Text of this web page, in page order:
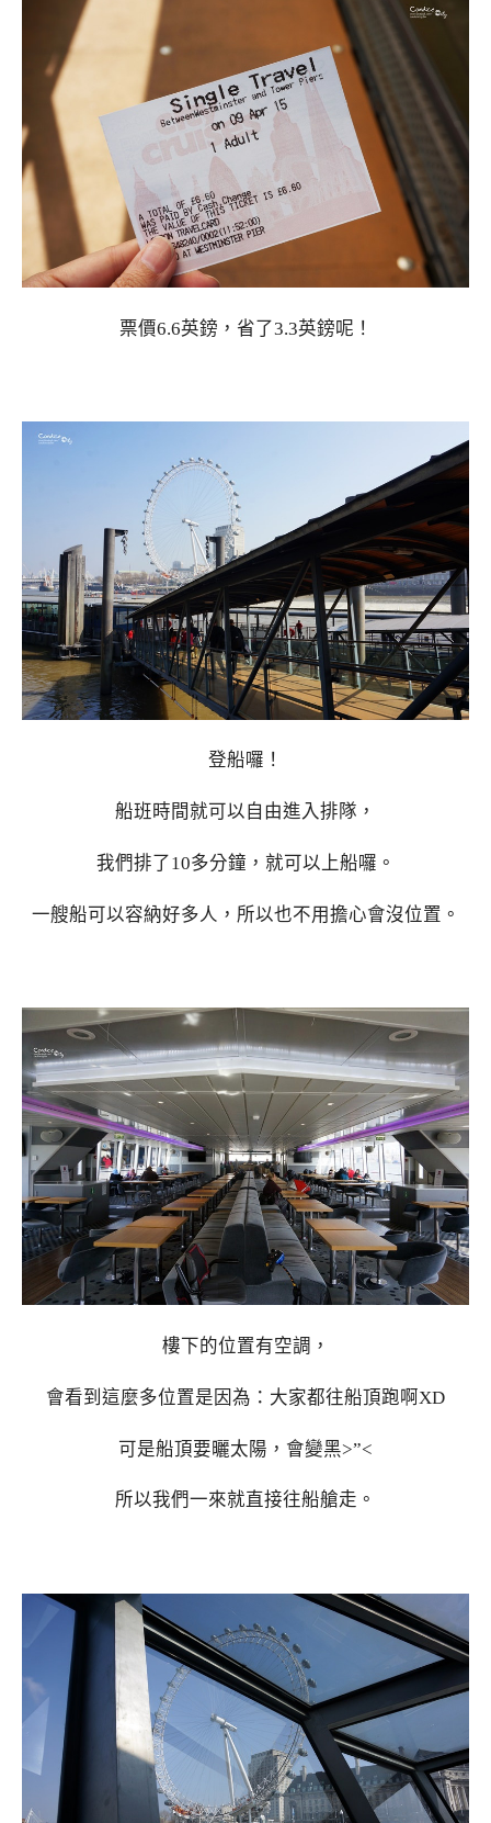
票價6.6英鎊，省了3.3英鎊呢！
登船囉！
船班時間就可以自由進入排隊，
我們排了10多分鐘，就可以上船囉。
一艘船可以容納好多人，所以也不用擔心會沒位置。
樓下的位置有空調，
會看到這麼多位置是因為：大家都往船頂跑啊XD
可是船頂要曬太陽，會變黑>”<
所以我們一來就直接往船艙走。